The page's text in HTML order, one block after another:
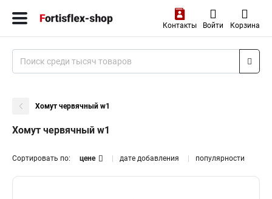
Контакты Войти Корзина
Хомут червячный w1
Хомут червячный w1
Сортировать по: цене дате добавления популярности